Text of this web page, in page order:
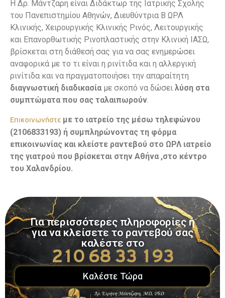
Η Δρ. Μάντζαρη είναι Διδάκτωρ της Ιατρικής Σχολής
του Πανεπιστημίου Αθηνών, Διευθύντρια Β ΩΡΛ
Κλινικής, Χειρουργικής Κλινικής Ρινός, Λειτουργικής
και Επανορθωτικής Ρινοπλαστικής στην Κλινική ΙΑΣΩ,
βρίσκεται στη διάθεσή σας για να σας ενημερώσει
αναφορικά με το τι είναι η ρινίτιδα και η αλλεργική
ρινίτιδα και να πραγματοποιήσει την απαραίτητη
διαγνωστική διαδικασία με σκοπό να δώσει λύση στα
συμπτώματα που σας ταλαιπωρούν.
Επικοινωνήστε με το ιατρείο της μέσω τηλεφώνου
(2106833193) ή συμπληρώνοντας τη φόρμα
επικοινωνίας και κλείστε ραντεβού στο ΩΡΛ ιατρείο
της γιατρού που βρίσκεται στην Αθήνα ,στο κέντρο
του Χαλανδρίου.
Για περισσότερες πληροφορίες ή
για να κλείσετε το ραντεβού σας
καλέστε στο
210 68 33 193
Καλέστε Τώρα